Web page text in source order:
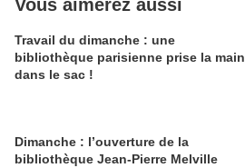
Vous aimerez aussi
Travail du dimanche : une
bibliothèque parisienne prise la main
dans le sac !
Dimanche : l’ouverture de la
bibliothèque Jean-Pierre Melville